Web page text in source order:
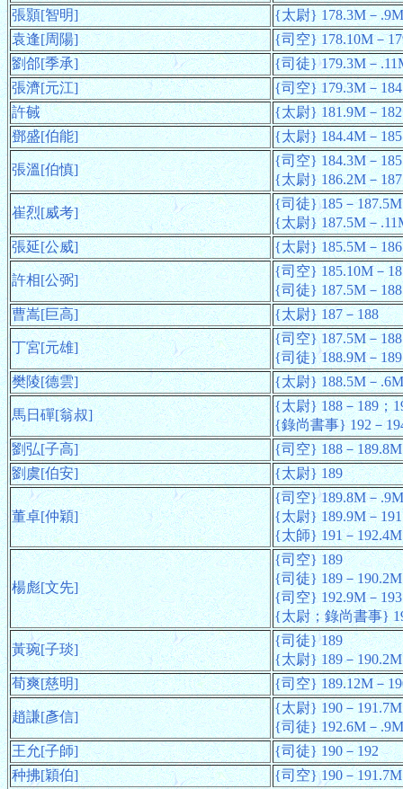
張顥[智明]
{太尉} 178.3M－.9M
袁逢[周陽]
{司空} 178.10M－
劉郃[季承]
{司徒} 179.3M－
張濟[元江]
{司空} 179.3M－184
許戫
{太尉} 181.9M－
鄧盛[伯能]
{太尉} 184.4M－
張溫[伯慎]
{司空} 184.3M－185
{太尉} 186.2M－
崔烈[威考]
{司徒} 185－187.5M
{太尉} 187.5M－
張延[公威]
{太尉} 185.5M－186
許相[公弼]
{司空} 185.10M－
{司徒} 187.5M－
曹嵩[巨高]
{太尉} 187－188
丁宮[元雄]
{司空} 187.5M－
{司徒} 188.9M－
樊陵[德雲]
{太尉} 188.5M－.6M
馬日磾[翁叔]
{太尉} 188－189；
{錄尚書事} 192－
劉弘[子高]
{司空} 188－189.8M
劉虞[伯安]
{太尉} 189
董卓[仲穎]
{司空} 189.8M－.9M
{太尉} 189.9M－191
{太師} 191－192.4M
楊彪[文先]
{司空} 189
{司徒} 189－190.2M
{司空} 192.9M－193
{太尉；錄尚書事}
黃琬[子琰]
{司徒} 189
{太尉} 189－190.2M
荀爽[慈明]
{司空} 189.12M－
趙謙[彥信]
{太尉} 190－191.7M
{司徒} 192.6M－.9M
王允[子師]
{司徒} 190－192
种拂[穎伯]
{司空} 190－191.7M